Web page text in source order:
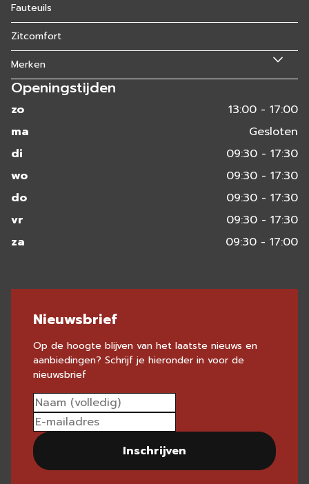
Fauteuils
Zitcomfort
Merken
Openingstijden
zo
13:00 - 17:00
ma
Gesloten
di
09:30 - 17:30
wo
09:30 - 17:30
do
09:30 - 17:30
vr
09:30 - 17:30
za
09:30 - 17:00
Nieuwsbrief
Op de hoogte blijven van het laatste nieuws en
aanbiedingen? Schrijf je hieronder in voor de
nieuwsbrief
Inschrijven